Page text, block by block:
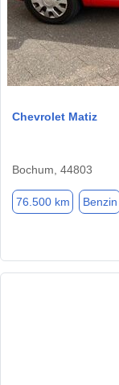
Chevrolet Matiz
Bochum, 44803
76.500 km Benzin